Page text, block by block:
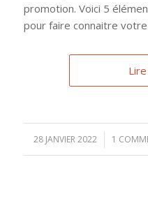
promotion. Voici 5
pour faire connaitre
28 JANVIER 2022
/ 1 /